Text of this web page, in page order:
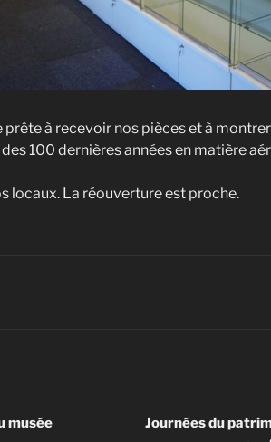
prête à recevoir nos pièces et à
100 dernières années en matière
locaux. La réouverture est proche.
musée
Journées du